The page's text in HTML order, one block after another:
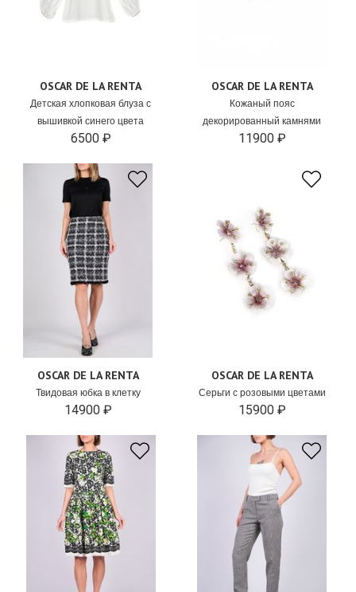
OSCAR DE LA RENTA
Детская хлопковая блуза с
вышивкой синего цвета
6500 ₽
OSCAR DE LA RENTA
Кожаный пояс
декорированный камнями
11900 ₽
OSCAR DE LA RENTA
Твидовая юбка в клетку
14900 ₽
OSCAR DE LA RENTA
Серьги с розовыми цветами
15900 ₽